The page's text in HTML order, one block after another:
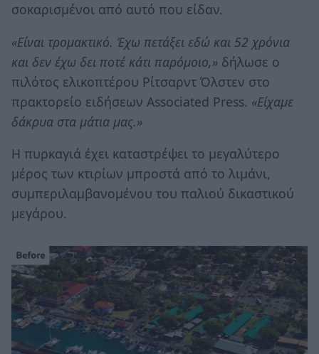
σοκαρισμένοι από αυτό που είδαν.
«Είναι τρομακτικό. Έχω πετάξει εδώ και 52 χρόνια
και δεν έχω δει ποτέ κάτι παρόμοιο,» δήλωσε ο
πιλότος ελικοπτέρου Ρίτσαρντ Όλστεν στο
πρακτορείο ειδήσεων Associated Press. «Είχαμε
δάκρυα στα μάτια μας.»
Η πυρκαγιά έχει καταστρέψει το μεγαλύτερο
μέρος των κτιρίων μπροστά από το λιμάνι,
συμπεριλαμβανομένου του παλιού δικαστικού
μεγάρου.